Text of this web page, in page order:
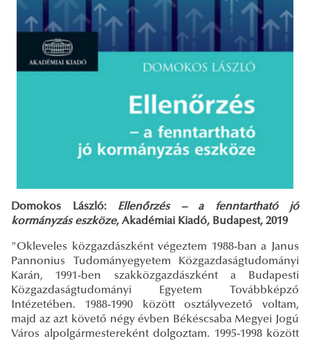
Domokos László: Ellenőrzés – a fenntartható jó
kormányzás eszköze, Akadémiai Kiadó, Budapest, 2019
"Okleveles közgazdászként végeztem 1988-ban a Janus
Pannonius Tudományegyetem Közgazdaságtudományi
Karán, 1991-ben szakközgazdászként a Budapesti
Közgazdaságtudományi Egyetem Továbbképző
Intézetében. 1988-1990 között osztályvezető voltam,
majd az azt követő négy évben Békéscsaba Megyei Jogú
Város alpolgármestereként dolgoztam. 1995-1998 között